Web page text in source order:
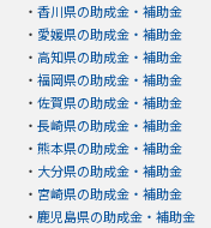
・ 香川県の助成金・補助金
・ 愛媛県の助成金・補助金
・ 高知県の助成金・補助金
・ 福岡県の助成金・補助金
・ 佐賀県の助成金・補助金
・ 長崎県の助成金・補助金
・ 熊本県の助成金・補助金
・ 大分県の助成金・補助金
・ 宮崎県の助成金・補助金
・ 鹿児島県の助成金・補助金